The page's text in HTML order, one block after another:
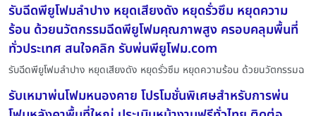
รับฉีดพียูโฟมลำปาง หยุดเสียงดัง หยุดรั่วซึม หยุดความ
ร้อน ด้วยนวัตกรรมฉีดพียูโฟมคุณภาพสูง ครอบคลุมพื้นที่
ทั่วประเทศ สนใจคลิก รับพ่นพียูโฟม.com
รับฉีดพียูโฟมลำปาง หยุดเสียงดัง หยุดรั่วซึม หยุดความร้อน ด้วยนวัตกรรมฉ
รับเหมาพ่นโฟมหนองคาย โปรโมชั่นพิเศษสำหรับการพ่น